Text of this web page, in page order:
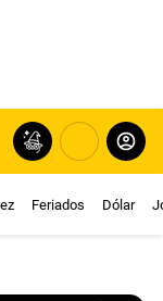
Feriados Dólar